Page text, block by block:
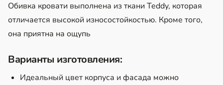
Обивка кровати выполнена из ткани Teddy, которая
отличается высокой износостойкостью. Кроме того,
она приятна на ощупь
Варианты изготовления:
Идеальный цвет корпуса и фасада можно